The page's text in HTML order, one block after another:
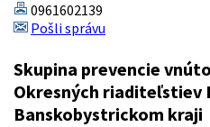
0961602139
Pošli správu
Skupina prevencie
Okresných riaditeľstiev
Banskobystrickom kraji